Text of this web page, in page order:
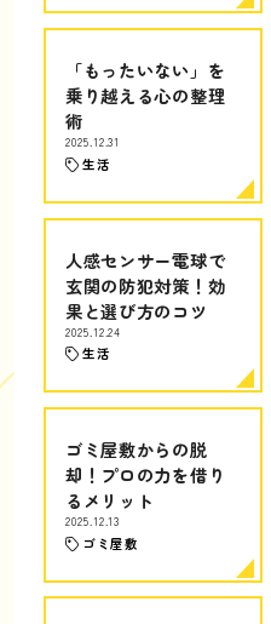
「もったいない」を
乗り越える心の整理
術
2025.12.31
生活
人感センサー電球で
玄関の防犯対策！効
果と選び方のコツ
2025.12.24
生活
ゴミ屋敷からの脱
却！プロの力を借り
るメリット
2025.12.13
ゴミ屋敷